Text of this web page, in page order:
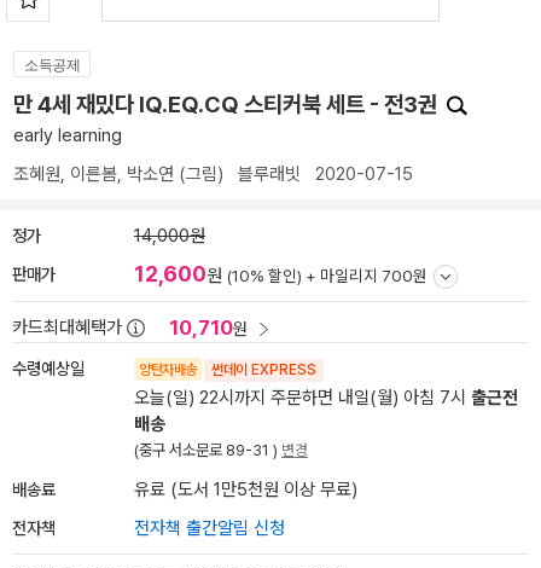
소득공제
만 4세 재밌다 IQ.EQ.CQ 스티커북 세트 - 전3권
early learning
조혜원, 이른봄, 박소연 (그림) 블루래빗 2020-07-15
정가 14,000원
판매가 12,600원 (10% 할인) + 마일리지 700원
카드최대혜택가 10,710원
수령예상일 양탄자배송 썬데이 EXPRESS
오늘(일) 22시까지 주문하면 내일(월) 아침 7시 출근전
배송
(중구 서소문로 89-31 ) 변경
배송료 유료 (도서 1만5천원 이상 무료)
전자책 전자책 출간알림 신청